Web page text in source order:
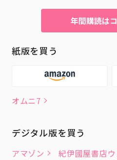
年間購読は
紙版を買う
オムニ7
デジタル版を買う
アマゾン
紀伊國屋書店